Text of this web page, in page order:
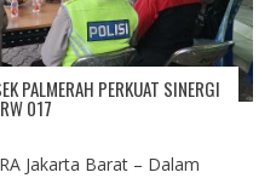
PALMERAH PERKUAT SINERGI
017
Jakarta Barat – Dalam